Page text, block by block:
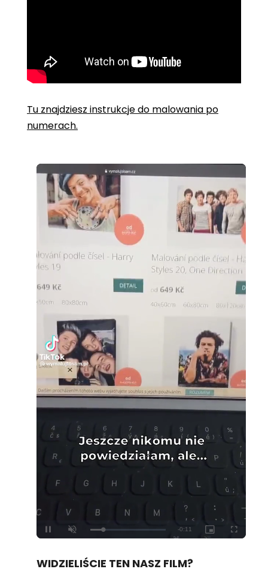
Tu znajdziesz instrukcje do malowania po
numerach.
Unmute Loaded:
100.00%
WIDZIELIŚCIE TEN NASZ FILM?